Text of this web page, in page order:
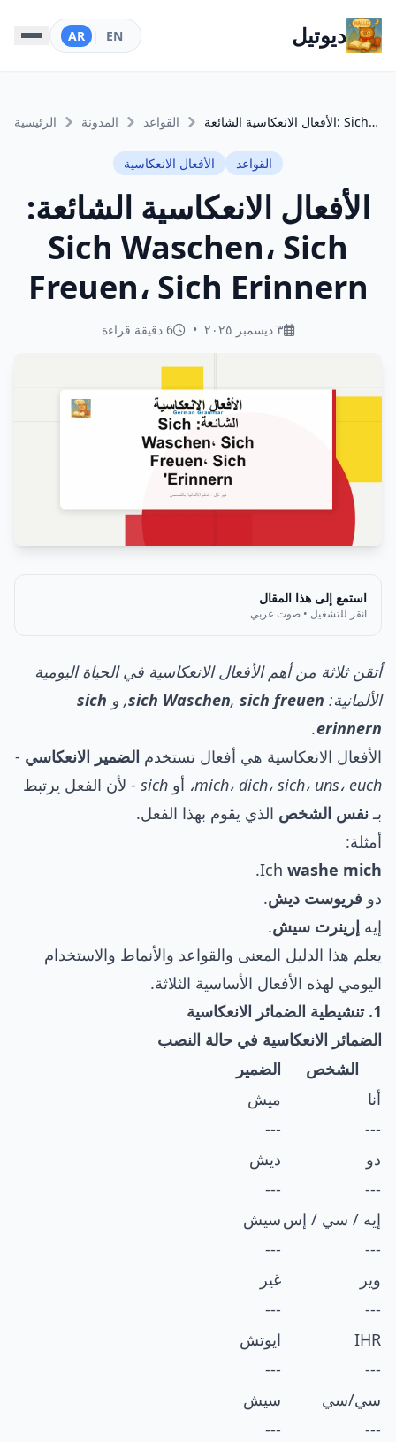
ديوتيل EN
|
AR
الرئيسية المدونة القواعد الأفعال الانعكاسية الشائعة: Sich Waschen، Sich Freuen، Sich Erinnern
القواعد الأفعال الانعكاسية
الأفعال الانعكاسية الشائعة:
Sich Waschen، Sich
Freuen، Sich Erinnern
٣ ديسمبر ٢٠٢٥ • 6 دقيقة قراءة
استمع إلى هذا المقال
انقر للتشغيل • صوت عربي
أتقن ثلاثة من أهم الأفعال الانعكاسية في الحياة اليومية
الألمانية:
sich Waschen, sich freuen , و sich
erinnern
.
الأفعال الانعكاسية هي أفعال تستخدم الضمير الانعكاسي -
mich، dich، sich، uns، euch، أو sich - لأن الفعل يرتبط
بـنفس الشخص الذي يقوم بهذا الفعل.
أمثلة:
Ich washe mich
.
دو فريوست ديش.
إيه إرينرت سيش.
يعلم هذا الدليل المعنى والقواعد والأنماط والاستخدام
اليومي لهذه الأفعال الأساسية الثلاثة.
1. تنشيطية الضمائر الانعكاسية
الضمائر الانعكاسية في حالة النصب
الشخص
الضمير
أنا
ميش
---
---
دو
ديش
---
---
إيه / سي / إسسيش
---
---
وير
غير
---
---
IHR
ايوتش
---
---
سي/سي
سيش
---
---